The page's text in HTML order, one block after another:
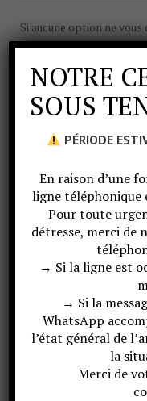
Si aucune option ne
préciser ci-dessous
Fréquence possible
Si aucune option ne
préciser ci-dessous
Avez-vous déjà une
sauvages ?
Non
Votre message
NOTRE
SOUS
PÉRIODE
En raison d’une
ligne téléphonique
Pour toute
détresse, merci de
→ Si la ligne est
→ Si la
WhatsApp
l’état général de
la
Merci de